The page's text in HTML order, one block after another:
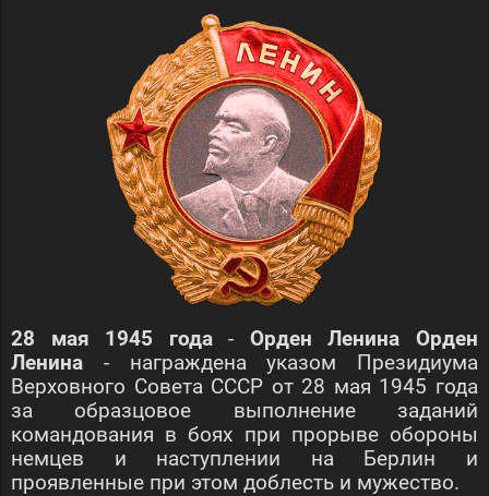
28 мая 1945 года- Орден Ленина Орден
Ленина - награждена указом Президиума
Верховного Совета СССР от 28 мая 1945 года
за образцовое выполнение заданий
командования в боях при прорыве обороны
немцев и наступлении на Берлин и
проявленные при этом доблесть и мужество.